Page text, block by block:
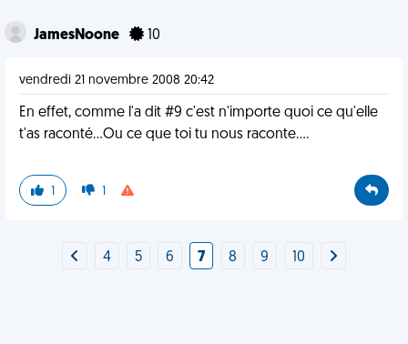
JamesNoone 10
vendredi 21 novembre 2008 20:42
En effet, comme l'a dit #9 c'est n'importe quoi ce qu'elle
t'as raconté...Ou ce que toi tu nous raconte....
1 1
4 5 6 7 8 9 10